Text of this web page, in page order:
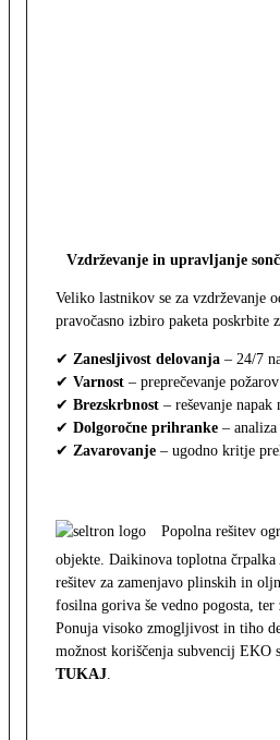
Vzdrževanje in upravljanje
Veliko lastnikov se za vzdrževanje
pravočasno izbiro paketa poskrbite
✔ Zanesljivost delovanja – 24/7
✔ Varnost – preprečevanje
✔ Brezskrbnost – reševanje napak
✔ Dolgoročne prihranke –
✔ Zavarovanje – ugodno kritje
Popolna rešitev
objekte. Daikinova toplotna črpalka
rešitev za zamenjavo plinskih in
fosilna goriva še vedno pogosta, ter
Ponuja visoko zmogljivost in tiho
možnost koriščenja subvencij EKO
TUKAJ.